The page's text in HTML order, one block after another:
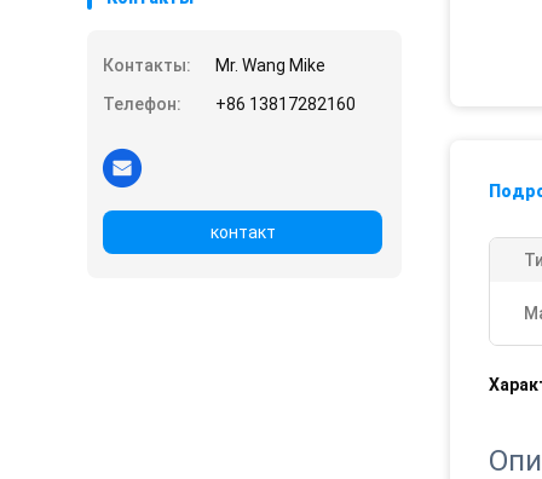
Контакты:
Mr. Wang Mike
Телефон:
+86 13817282160
контакт